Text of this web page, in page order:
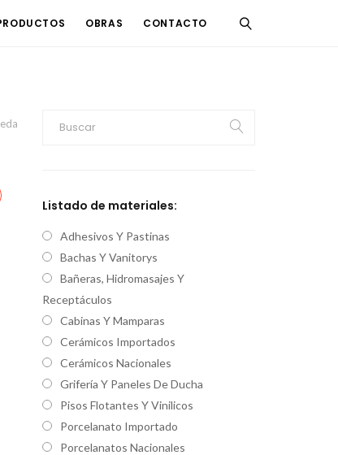
OBRAS CONTACTO
Listado de materiales:
Adhesivos Y Pastinas
Bachas Y Vanitorys
Bañeras, Hidromasajes Y
Receptáculos
Cabinas Y Mamparas
Cerámicos Importados
Cerámicos Nacionales
Grifería Y Paneles De Ducha
Pisos Flotantes Y Vinilicos
Porcelanato Importado
Porcelanatos Nacionales